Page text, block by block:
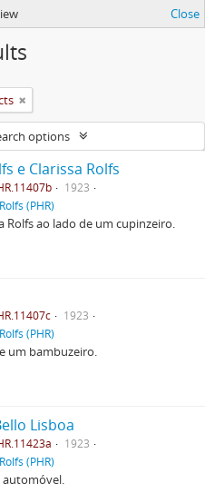
Close
options
e Clarissa Rolfs
1923
(PHR)
Rolfs ao lado de um cupinzeiro.
1923
(PHR)
um bambuzeiro.
Lisboa
1923
(PHR)
automóvel.